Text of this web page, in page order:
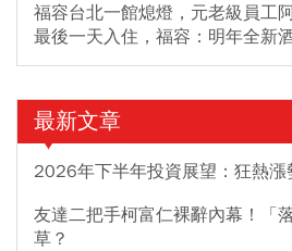
福容台北一館熄燈，元老級員工
最後一天入住，福容：明年全新
最新文章
2026年下半年投資展望：狂熱漲
友達二把手柯富仁裸辭內幕！「
草？